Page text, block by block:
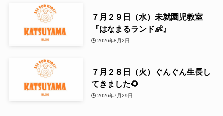
７月２９日（水）未就園児教室
『はなまるランド👶』
2026年8月2日
７月２８日（火）ぐんぐん生長し
てきました🌻
2026年7月29日